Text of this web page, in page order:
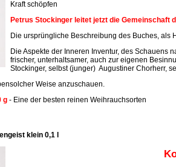
Kraft schöpfen
Petrus Stockinger leitet jetzt die Gemeinschaft
Die ursprüngliche Beschreibung des Buches, als
Die Aspekte der Inneren Inventur, des Schauens
frischer, unterhaltsamer, auch zur eigenen
Stockinger, selbst (junger) Augustiner Chorherr,
Weise anzuschauen.
g - Eine der besten reinen Weihrauchsorten
klein 0,1 l